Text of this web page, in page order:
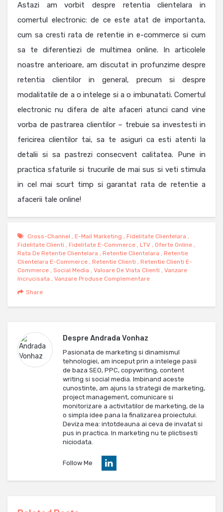
Astazi am vorbit despre retentia clientelara in
comertul electronic: de ce este atat de importanta,
cum sa cresti rata de retentie in e-commerce si cum
sa te diferentiezi de multimea online. In articolele
noastre anterioare, am discutat in profunzime despre
retentia clientilor in general, precum si despre
modalitatile de a o intelege si a o imbunatati. Comertul
electronic nu difera de alte afaceri atunci cand vine
vorba de pastrarea clientilor – trebuie sa investesti in
fericirea clientilor tai, sa te asiguri ca esti atenti la
detalii si sa pastrezi consecvent calitatea. Pune in
practica sfaturile si trucurile de mai sus si veti stimula
in cel mai scurt timp si garantat rata de retentie a
afacerii tale online!
Cross-Channel , E-Mail Marketing , Fidelitate Clientelara ,
Fidelitate Clienti , Fidelitate E-Commerce , LTV , Oferte Online ,
Rata De Retentie Clientelara , Retentie Clientelara , Retentie
Clientelara E-Commerce , Retentie Clienti , Retentie Clienti E-
Commerce , Social Media , Valoare De Viata Clienti , Vanzare
Incrucisata , Vanzare Produse Complementare
Share
Despre Andrada Vonhaz
Pasionata de marketing si dinamismul
tehnologiei, am inceput prin a intelege pasii
de baza SEO, PPC, copywriting, content
writing si social media. Imbinand aceste
cunostinte, am ajuns la strategii de marketing,
project management, comunicare si
monitorizare a activitatilor de marketing, de la
o simpla idee pana la finalizarea proiectului.
Deviza mea: intotdeauna ai ceva de invatat si
pus in practica. In marketing nu te plictisesti
niciodata.
Follow Me